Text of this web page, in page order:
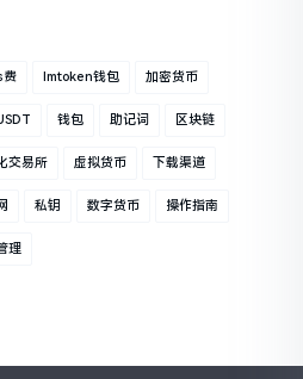
费 Imtoken钱包 加密货币
钱包 助记词 区块链
交易所 虚拟货币 下载渠道
私钥 数字货币 操作指南
理